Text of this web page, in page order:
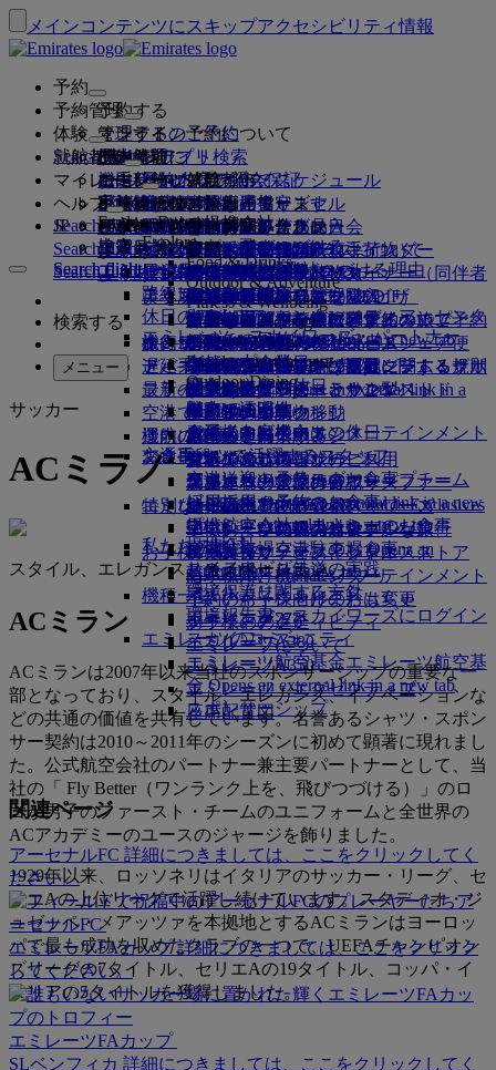
メインコンテンツにスキップアクセシビリティ情報
予約
予約する
フライトのご予約
フライト検索
フライト・スケジュール
お得な運賃
スペシャルオファー
ベストプライス・ファインダー
ご旅行の計画
ホテルの予約
ツアーとアクティビティ
旅行サービス
ミート＆グリートの手配ミート＆グリ
ートの手配 Opens an external link in a
new tab
ドバイ・コネクト
交通手段
空港送迎の予約
レンタカー予約
提携航空会社
空港駐車場空港駐車場 Opens an
external link in a new tab
オンライン予約について
Emiratesアプリ
ベストプライス保証
事前座席指定
Emiratesアプリ
Search flight
予約管理
管理する
予約管理
予約内容の照会
ご予約のキャンセル
予約の変更
座席の事前指定
アップグレード
送迎サービスの管理
アクセシブルな旅行の予約
オンライン・チェックイン
チェックイン・オプション
フライト状況
ご出発前に
ご出発前に
旅行情報
機内持込み禁止品目
規約および注意事項
旅行中の健康アドバイス
医療情報フォーム（MEDIF）
お食事に関する情報
UAEへの持込み禁止品目
ドバイ国際空港
エミレーツ・ターミナル3
ターミナル間の移動
空港送迎の予約
シャトルバス・サービス
お手荷物
手荷物情報
手荷物情報
受託手荷物（預入れ手荷物）
機内持ち込み手荷物
追加手荷物許容量を購入
追加の受託手荷物許容量について
ドバイでの手荷物サービス
遅延手荷物または破損手荷物
ビザおよびパスポート
ビザの要件をご確認ください
ビザとパスポート情報
米国渡航認証
アラブ首長国連邦（UAE）のビザ
Search flight
体験
機内体験
機内サービスについて
客室の特徴
ファーストクラス
ビジネスクラス
プレミアム・エコノミー
エコノミークラス
快適な機内
機内エンターテインメント
iceの最新コンテンツ
ice TV Live
機内Wi-Fi
お子様向け機内エンターテインメント
お食事
ファーストクラスのお食事
ビジネスクラスのお食事
プレミアム・エコノミーのお食事
エコノミークラスのお食事
お飲み物
機種一覧
ボーイング777
エミレーツA380
エミレーツA350
エミレーツ・エグゼクティブ
座席配置図
エミレーツ体験
ご旅行はここから始まります
エミレーツ体験
送迎サービス
エミレーツのサービス
季節の行事
非接触（コンタクトレス）の旅
エミレーツのラウンジ
ファーストクラス・ラウンジ
ビジネスクラス・ラウンジ
世界各地のラウンジ
パートナーラウンジ
有料でのラウンジのご利用
マルハバ・ラウンジ
エミレーツでショッピング
エミレーツ免税品コレクション
エミレーツ・オフィシャル・ストア
家族連れのご旅行
ご家族でのご旅行
家族旅行のプランを練る
アナカンパニード・マイナー（同伴者
のないお子様）
妊娠中
手荷物許容量
子供および幼児向け運賃に関する規則
チャイルドシートとかご型ベッド
空港で
機内にて
お子様連れのご旅行
幼児連れのご旅行
幼児の手荷物許容量
子供および幼児のお食事
お子様の楽しみ
お子様向け機内エンターテインメント
小さいお子様向けのおもちゃ
お子様のアクティビティ
Fly Better
ワンランク上を、飛びつづける。
ワンランク上を、飛びつづける理由
エミレーツについて
エミレーツについて
エミレーツ・ストーリー
メディア・センターメディア・センタ
ー Opens an external link in a new tab
グループ企業
安全
財務の透明性
責任あるビジネス
エミレーツで活躍するスタッフ
エミレーツのリーダーシップチーム
採用採用 Opens an external link in a new
tab
私たちの地球
サステナビリティの実践
環境保護に関する方針
環境報告書
エミレーツのコミュニティ
エミレーツ航空基金エミレーツ航空基
金 Opens an external link in a new tab
スポンサーシップ
Search flight
就航都市
エミレーツ就航都市
目的地
就航都市
アジア太平洋
北・中央・南アメリカ
アフリカ
ヨーロッパ
中東
ディスカバー・ドバイ
最新の目的地
ヘルシンキ
杭州
ダナン
深圳
シェムリアップ
Explore Dubai
Explore Dubai
Explore
Food & Drinks
Outdoor & Adventure
Fitness & Wellbeing
Culture & Heritage
Beach & Marine
Family entertainment
Outdoor Dining
エミレーツの提携会社
上空と地上のパートナー
エミレーツの提携会社
カンタス航空
flydubai
エミレーツ・スカイワーズ・パートナー
検索
エミレーツの目的地を見る
路線マップ
休日のアイデア
ビーチの目的地
自然の中の休日
歴史と文化の休日
都市での滞在
食通のお客様向けの休日
Search flight
マイレージ
エミレーツ・スカイワーズ
エミレーツ・スカイワーズに入会
エミレーツ・スカイワーズについて
会員ティア
フライドバイ
キャッシュ+マイル
デジタル会員カード
マイ・ファミリー・プログラム
マイルのご利用
マイルの申請
マイルを購入する
マイルのご獲得
スカイワーズ・スカイサーファー
Skywards ExclusivesSkywards Exclusives
Opens an external link in a new tab
提携会社
スカイワーズ鉄道
マイルカリキュレータ
エミレーツ・スカイワーズにログイン
スカイワーズ+
ビジネスリワーズ
ビジネスリワーズに登録
ビジネスリワーズについて
ビジネスリワーズに登録
ビジネスリワーズにログイン
特典
プログラム内容
よくある質問
Search flight
ヘルプ
サポートおよびお問い合わせ
サポートおよびお問い合わせ
サポートおよびお問い合わせ
変更またはキャンセル
ビザとパスポートに関するヘルプ
フィードバックとクレーム
手荷物の紛失または盗難に関するサポ
ート
ドバイ・コネクト
運航の変更
最近の渡航情報
フライトの状況の確認
特別なお手伝い
エミレーツのアクセシブルな旅行
特別支援サービスとリクエスト
よくあるご質問
よくある質問
よくある質問
お近くのエミレーツオフィスでご予約
当社ネットワークとコードシェア便
その他のエミレーツ商品
特別支援サービスとリクエスト
手荷物と遺失物
旅行の準備
空港で
エミレーツ・スカイワーズ
エミレーツ・ビジネスリワーズ
エミレーツの機内体験
ツールとリソース
モバイルとEmiratesアプリ
予約のキャンセルまたは変更
フライトの遅延
エミレーツについて
Search flight
JP
検索する
メニュー
サッカー
ACミラノ
スタイル、エレガンス、イノベーション
ACミラン
ACミランは2007年以来当社のスポンサーシップの重要な一
部となっており、スタイル、エレガンス、イノベーションな
どの共通の価値を共有しています。名誉あるシャツ・スポン
サー契約は2010～2011年のシーズンに初めて顕著に現れまし
た。公式航空会社のパートナー兼主要パートナーとして、当
社の「 Fly Better（ワンランク上を、飛びつづける）」のロ
ゴが男子のファースト・チームのユニフォームと全世界の
ACアカデミーのユースのジャージを飾りました。
1929年以来、ロッソネリはイタリアのサッカー・リーグ、セ
リエAの上位リーグで活躍し続けています。スタディオ・ジ
ュゼッペ・メアッツァを本拠地とするACミランはヨーロッ
パで最も成功を収めたクラブの一つで、UEFAチャンピオン
ズリーグの7タイトル、セリエAの19タイトル、コッパ・イ
タリアの5タイトルを獲得しました。
関連ページ
アーセナルFC 詳細につきましては、ここをクリックしてく
ださい。
ア
ーセナルFC
エミレーツFAカップ 詳細につきましては、ここをクリック
してください。
エミレーツFAカップ
SLベンフィカ 詳細につきましては、ここをクリックしてく